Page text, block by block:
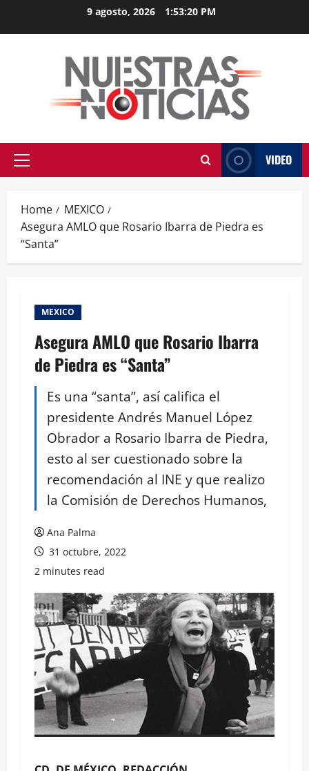
9 agosto, 2026 1:53:21 PM
Primary
VIDEO
Home
MEXICO
Asegura AMLO que Rosario Ibarra de Piedra es
“Santa”
MEXICO
Asegura AMLO que Rosario Ibarra
de Piedra es “Santa”
Es una “santa”, así califica el
presidente Andrés Manuel López
Obrador a Rosario Ibarra de Piedra,
esto al ser cuestionado sobre la
recomendación al INE y que realizo
la Comisión de Derechos Humanos,
Ana Palma
31 octubre, 2022
2 minutes read